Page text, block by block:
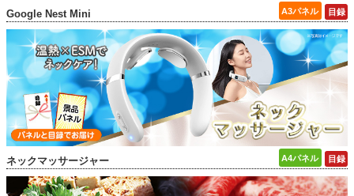
Google Nest Mini
ネックマッサージャー